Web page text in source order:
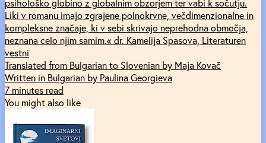
psihološko globino z globalnim obzorjem ter vabi k sočutju.
Liki v romanu imajo zgrajene polnokrvne, večdimenzionalne in
kompleksne značaje, ki v sebi skrivajo neprehodna območja,
neznana celo njim samim.« dr. Kamelija Spasova, Literaturen
vestni
Translated from Bulgarian to Slovenian by Maja Kovač
Written in Bulgarian by Paulina Georgieva
7 minutes read
You might also like